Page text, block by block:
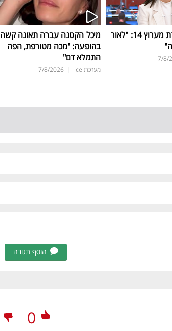
מגי טביבי נפרדת מערוץ 14: "לאור
7/8/
מיכל הקטנה עברה תאונה קשה
בהופעה: "מכה מטורפת, הפה
התמלא דם"
מערכת ice |
7/8/2026
הוסף תגובה
0